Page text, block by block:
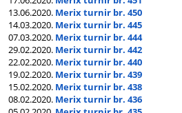
13.06.2020. Merix turnir br. 450
14.03.2020. Merix turnir br. 445
07.03.2020. Merix turnir br. 444
29.02.2020. Merix turnir br. 442
22.02.2020. Merix turnir br. 440
19.02.2020. Merix turnir br. 439
15.02.2020. Merix turnir br. 438
08.02.2020. Merix turnir br. 436